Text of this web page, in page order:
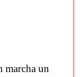
marcha un